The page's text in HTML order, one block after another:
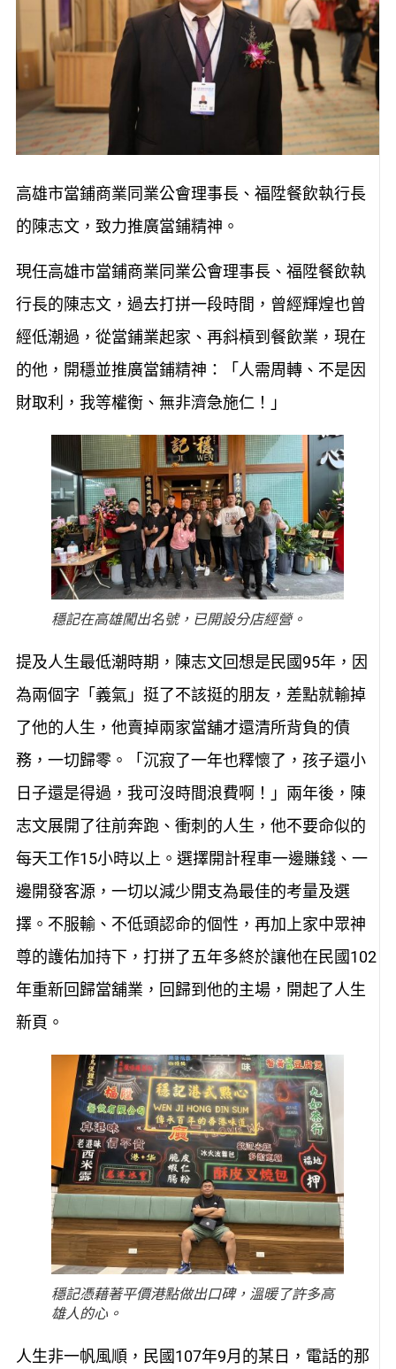
高雄市當鋪商業同業公會理事長、福陞餐飲執行長
的陳志文，致力推廣當鋪精神。
現任高雄市當鋪商業同業公會理事長、福陞餐飲執
行長的陳志文，過去打拼一段時間，曾經輝煌也曾
經低潮過，從當鋪業起家、再斜槓到餐飲業，現在
的他，開穩並推廣當鋪精神：「人需周轉、不是因
財取利，我等權衡、無非濟急施仁！」
穩記在高雄闖出名號，已開設分店經營。
提及人生最低潮時期，陳志文回想是民國95年，因
為兩個字「義氣」挺了不該挺的朋友，差點就輸掉
了他的人生，他賣掉兩家當舖才還清所背負的債
務，一切歸零。「沉寂了一年也釋懷了，孩子還小
日子還是得過，我可沒時間浪費啊！」兩年後，陳
志文展開了往前奔跑、衝刺的人生，他不要命似的
每天工作15小時以上。選擇開計程車一邊賺錢、一
邊開發客源，一切以減少開支為最佳的考量及選
擇。不服輸、不低頭認命的個性，再加上家中眾神
尊的護佑加持下，打拼了五年多終於讓他在民國102
年重新回歸當舖業，回歸到他的主場，開起了人生
新頁。
穩記憑藉著平價港點做出口碑，溫暖了許多高
雄人的心。
人生非一帆風順，民國107年9月的某日，電話的那